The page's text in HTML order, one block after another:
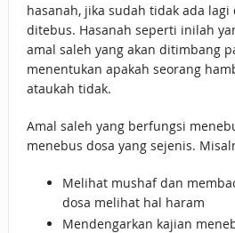
hasanah, jika sudah tidak ada lagi
ditebus. Hasanah seperti inilah
amal saleh yang akan ditimbang
menentukan apakah seorang
ataukah tidak.
Amal saleh yang berfungsi
menebus dosa yang sejenis.
Melihat mushaf dan
dosa melihat hal haram
Mendengarkan kajian